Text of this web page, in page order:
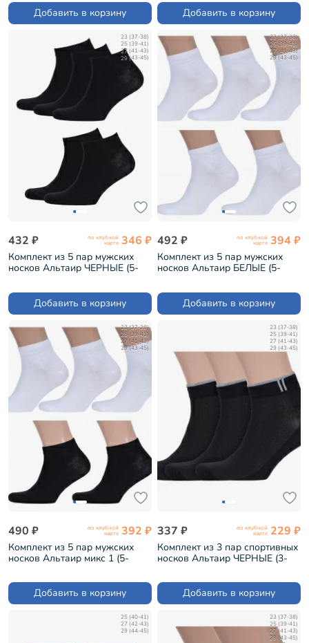
Добавить в корзину
Добавить в корзину
23 (37-38)
25 (39-41)
27 (41-43)
29 (43-45)
432 ₽ по клубной
карте 346 ₽
Комплект из 5 пар мужских
носков Альтаир ЧЕРНЫЕ (5-
Добавить в корзину
23 (37-38)
25 (39-41)
27 (41-43)
29 (43-45)
492 ₽ по клубной
карте 394 ₽
Комплект из 5 пар мужских
носков Альтаир БЕЛЫЕ (5-
Добавить в корзину
23 (37-38)
25 (39-41)
27 (41-43)
29 (43-45)
490 ₽ по клубной
карте 392 ₽
Комплект из 5 пар мужских
носков Альтаир микс 1 (5-
Добавить в корзину
23 (37-38)
25 (39-41)
27 (41-43)
29 (43-45)
337 ₽ по клубной
карте 229 ₽
Комплект из 3 пар спортивных
носков Альтаир ЧЕРНЫЕ (3-
Добавить в корзину
25 (40-41)
27 (42-43)
29 (44-45)
23 (37-38)
25 (39-41)
27 (41-43)
29 (43-45)